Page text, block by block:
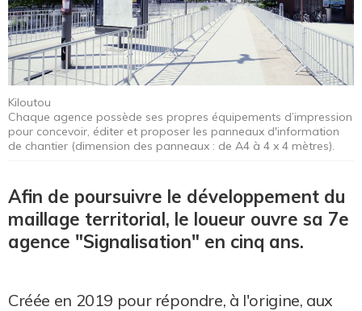
Kiloutou
Chaque agence possède ses propres équipements d’impression
pour concevoir, éditer et proposer les panneaux d'information
de chantier (dimension des panneaux : de A4 à 4 x 4 mètres).
Afin de poursuivre le développement du
maillage territorial, le loueur ouvre sa 7e
agence "Signalisation" en cinq ans.
Créée en 2019 pour répondre, à l'origine, aux